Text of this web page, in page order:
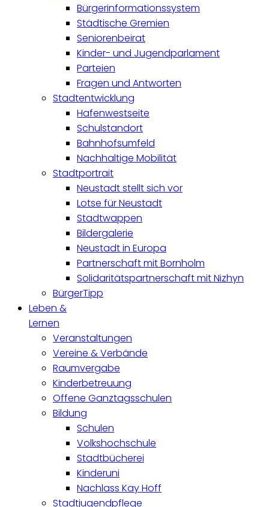
Bürgerinformationssystem
Städtische Gremien
Seniorenbeirat
Kinder- und Jugendparlament
Parteien
Fragen und Antworten
Stadtentwicklung
Hafenwestseite
Schulstandort
Bahnhofsumfeld
Nachhaltige Mobilität
Stadtportrait
Neustadt stellt sich vor
Lotse für Neustadt
Stadtwappen
Bildergalerie
Neustadt in Europa
Partnerschaft mit Bornholm
Solidaritätspartnerschaft mit Nizhyn
BürgerTipp
Leben &
Lernen
Veranstaltungen
Vereine & Verbände
Raumvergabe
Kinderbetreuung
Offene Ganztagsschulen
Bildung
Schulen
Volkshochschule
Stadtbücherei
Kinderuni
Nachlass Kay Hoff
Stadtjugendpflege